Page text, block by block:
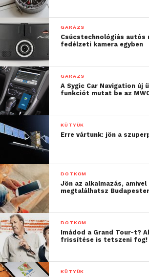
GARÁZS
Csúcstechnológiás autós
fedélzeti kamera egyben
GARÁZS
A Sygic Car Navigation új
funkciót mutat be az
KÜTYÜK
Erre vártunk: jön a
DOTKOM
Jön az alkalmazás, amivel
megtalálhatsz
DOTKOM
Imádod a Grand Tour-t?
frissítése is tetszeni fog!
KÜTYÜK